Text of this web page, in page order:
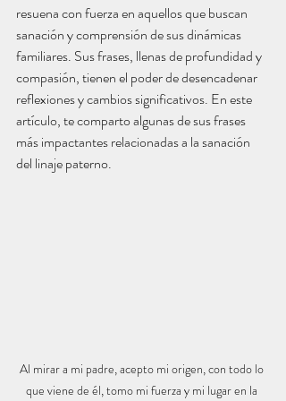
resuena con fuerza en aquellos que buscan
sanación y comprensión de sus dinámicas
familiares. Sus frases, llenas de profundidad y
compasión, tienen el poder de desencadenar
reflexiones y cambios significativos. En este
artículo, te comparto algunas de sus frases
más impactantes relacionadas a la sanación
del linaje paterno.
Al mirar a mi padre, acepto mi origen, con todo lo
que viene de él, tomo mi fuerza y mi lugar en la